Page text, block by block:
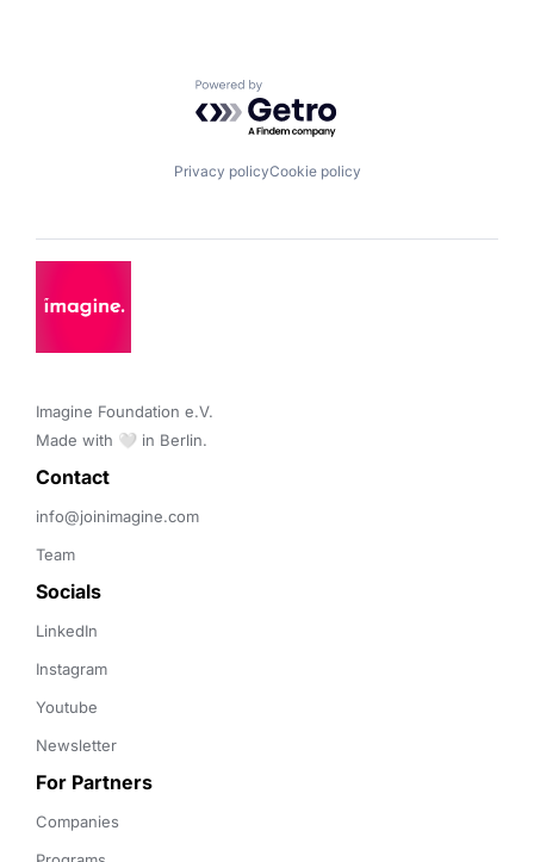
Powered by Getro.com
Privacy policyCookie policy
Imagine Foundation e.V.
Made with 🤍 in Berlin.
Contact
info@joinimagine.com
Team
Socials
LinkedIn
Instagram
Youtube
Newsletter
For Partners
Companies